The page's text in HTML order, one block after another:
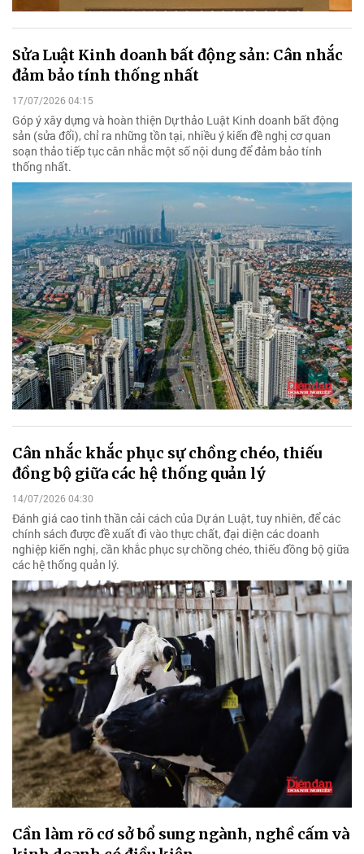
Sửa Luật Kinh doanh bất động sản: Cân nhắc
đảm bảo tính thống nhất
17/07/2026 04:15
Góp ý xây dựng và hoàn thiện Dự thảo Luật Kinh doanh bất động
sản (sửa đổi), chỉ ra những tồn tại, nhiều ý kiến đề nghị cơ quan
soạn thảo tiếp tục cân nhắc một số nội dung để đảm bảo tính
thống nhất.
Cân nhắc khắc phục sự chồng chéo, thiếu
đồng bộ giữa các hệ thống quản lý
14/07/2026 04:30
Đánh giá cao tinh thần cải cách của Dự án Luật, tuy nhiên, để các
chính sách được đề xuất đi vào thực chất, đại diện các doanh
nghiệp kiến nghị, cần khắc phục sự chồng chéo, thiếu đồng bộ giữa
các hệ thống quản lý.
Cần làm rõ cơ sở bổ sung ngành, nghề cấm và